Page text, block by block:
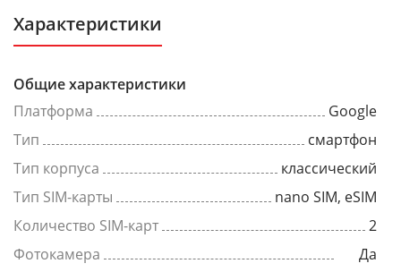
Характеристики
Общие характеристики
Платформа
Google
Тип
смартфон
Тип корпуса
классический
Тип SIM-карты
nano SIM, eSIM
Количество SIM-карт
2
Фотокамера
Да